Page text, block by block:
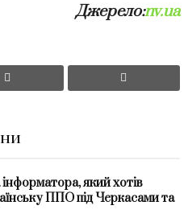
Джерело:nv.ua
який хотів
ППО під Черкасами та